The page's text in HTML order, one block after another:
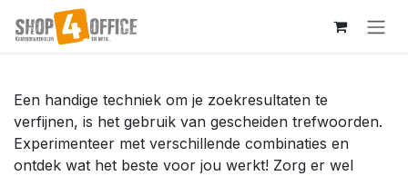
Overslaan naar inhoud
Een handige techniek om je zoekresultaten te
verfijnen, is het gebruik van gescheiden trefwoorden.
Experimenteer met verschillende combinaties en
ontdek wat het beste voor jou werkt! Zorg er wel